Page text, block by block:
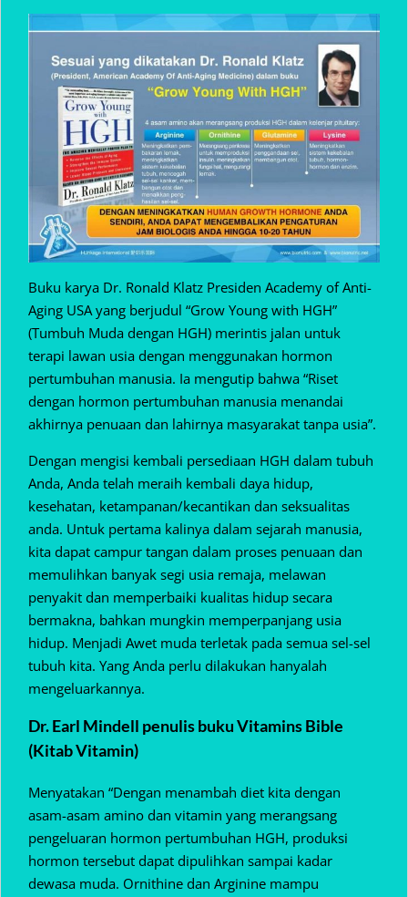
Buku karya Dr. Ronald Klatz Presiden Academy of Anti-
Aging USA yang berjudul “Grow Young with HGH”
(Tumbuh Muda dengan HGH) merintis jalan untuk
terapi lawan usia dengan menggunakan hormon
pertumbuhan manusia. Ia mengutip bahwa “Riset
dengan hormon pertumbuhan manusia menandai
akhirnya penuaan dan lahirnya masyarakat tanpa usia”.
Dengan mengisi kembali persediaan HGH dalam tubuh
Anda, Anda telah meraih kembali daya hidup,
kesehatan, ketampanan/kecantikan dan seksualitas
anda. Untuk pertama kalinya dalam sejarah manusia,
kita dapat campur tangan dalam proses penuaan dan
memulihkan banyak segi usia remaja, melawan
penyakit dan memperbaiki kualitas hidup secara
bermakna, bahkan mungkin memperpanjang usia
hidup. Menjadi Awet muda terletak pada semua sel-sel
tubuh kita. Yang Anda perlu dilakukan hanyalah
mengeluarkannya.
Dr. Earl Mindell penulis buku Vitamins Bible
(Kitab Vitamin)
Menyatakan “Dengan menambah diet kita dengan
asam-asam amino dan vitamin yang merangsang
pengeluaran hormon pertumbuhan HGH, produksi
hormon tersebut dapat dipulihkan sampai kadar
dewasa muda. Ornithine dan Arginine mampu